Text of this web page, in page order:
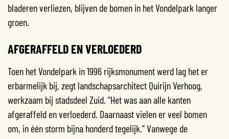
bladeren verliezen, blijven de bomen in het Vondelpark langer
groen.
AFGERAFFELD EN VERLOEDERD
Toen het Vondelpark in 1996 rijksmonument werd lag het er
erbarmelijk bij, zegt landschapsarchitect Quirijn Verhoog,
werkzaam bij stadsdeel Zuid. “Het was aan alle kanten
afgeraffeld en verloederd. Daarnaast vielen er veel bomen
om, in één storm bijna honderd tegelijk.” Vanwege de